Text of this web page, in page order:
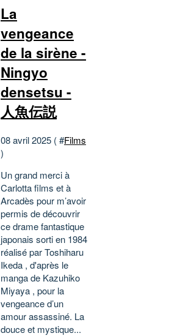
La
vengeance
de la sirène -
Ningyo
densetsu -
人魚伝説
08 avril 2025 ( #Films
)
Un grand merci à
Carlotta films et à
Arcadès pour m’avoir
permis de découvrir
ce drame fantastique
japonais sorti en 1984
réalisé par Toshiharu
Ikeda , d'après le
manga de Kazuhiko
Miyaya , pour la
vengeance d’un
amour assassiné. La
douce et mystique...